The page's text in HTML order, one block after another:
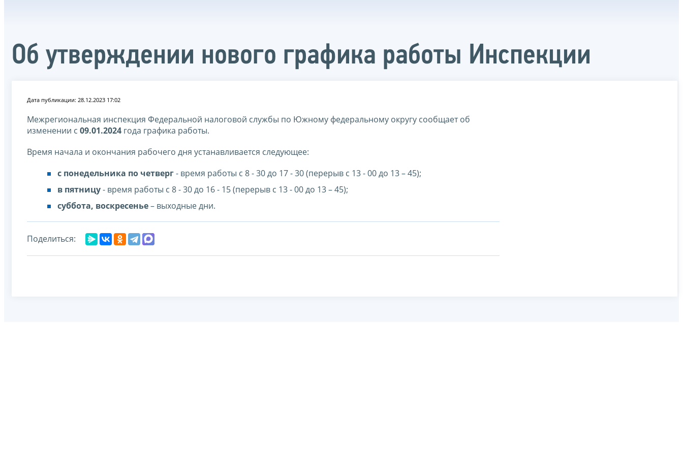
Об утверждении нового графика работы Инспекции
Дата публикации: 28.12.2023 17:02
Межрегиональная инспекция Федеральной налоговой службы по Южному федеральному округу сообщает об
изменении с 09.01.2024 года графика работы.
Время начала и окончания рабочего дня устанавливается следующее:
с понедельника по четверг- время работы с 8 - 30 до 17 - 30 (перерыв с 13 - 00 до 13 – 45);
в пятницу- время работы с 8 - 30 до 16 - 15 (перерыв с 13 - 00 до 13 – 45);
суббота, воскресенье– выходные дни.
Поделиться: